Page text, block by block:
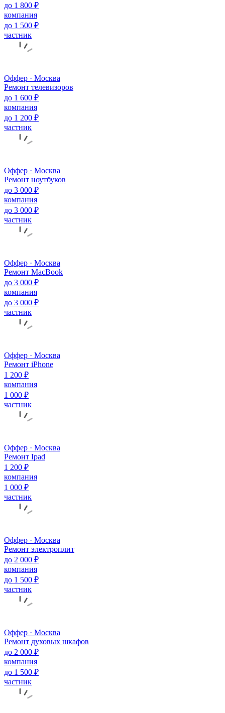
до 1 800 ₽
компания
до 1 500 ₽
частник
Оффер · Москва
Ремонт телевизоров
до 1 600 ₽
компания
до 1 200 ₽
частник
Оффер · Москва
Ремонт ноутбуков
до 3 000 ₽
компания
до 3 000 ₽
частник
Оффер · Москва
Ремонт MacBook
до 3 000 ₽
компания
до 3 000 ₽
частник
Оффер · Москва
Ремонт iPhone
1 200 ₽
компания
1 000 ₽
частник
Оффер · Москва
Ремонт Ipad
1 200 ₽
компания
1 000 ₽
частник
Оффер · Москва
Ремонт электроплит
до 2 000 ₽
компания
до 1 500 ₽
частник
Оффер · Москва
Ремонт духовых шкафов
до 2 000 ₽
компания
до 1 500 ₽
частник